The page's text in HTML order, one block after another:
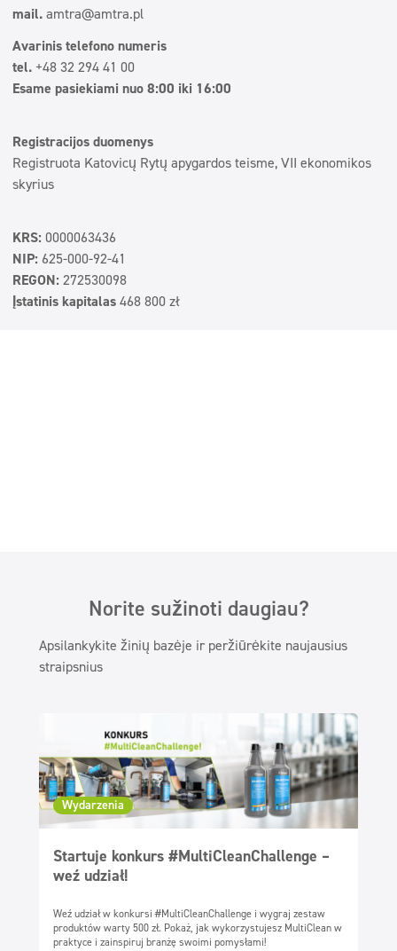
mail.amtra@amtra.pl
Avarinis telefono numeris
tel. +48 32 294 41 00
Esame pasiekiami nuo 8:00 iki 16:00
Registracijos duomenys
Registruota Katovicų Rytų apygardos teisme, VII ekonomikos
skyrius
KRS: 0000063436
NIP: 625-000-92-41
REGON: 272530098
Įstatinis kapitalas468 800 zł
Norite sužinoti daugiau?
Apsilankykite žinių bazėje ir peržiūrėkite naujausius
straipsnius
Wydarzenia
Startuje konkurs #MultiCleanChallenge –
weź udział!
Weź udział w konkursi #MultiCleanChallenge i wygraj zestaw
produktów warty 500 zł. Pokaż, jak wykorzystujesz MultiClean w
praktyce i zainspiruj branżę swoimi pomysłami!